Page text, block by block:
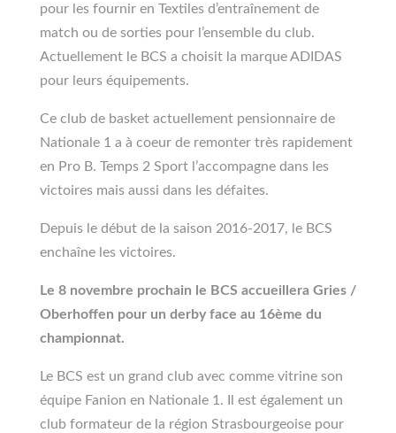
pour les fournir en Textiles d’entraînement de
match ou de sorties pour l’ensemble du club.
Actuellement le BCS a choisit la marque ADIDAS
pour leurs équipements.
Ce club de basket actuellement pensionnaire de
Nationale 1 a à coeur de remonter très rapidement
en Pro B. Temps 2 Sport l’accompagne dans les
victoires mais aussi dans les défaites.
Depuis le début de la saison 2016-2017, le BCS
enchaîne les victoires.
Le 8 novembre prochain le BCS accueillera Gries /
Oberhoffen pour un derby face au 16ème du
championnat.
Le BCS est un grand club avec comme vitrine son
équipe Fanion en Nationale 1. Il est également un
club formateur de la région Strasbourgeoise pour